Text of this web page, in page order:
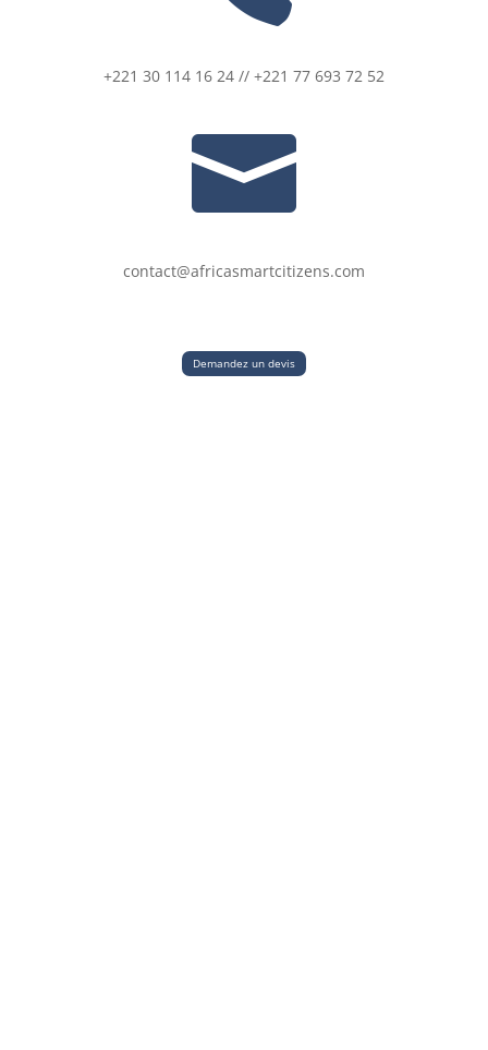
+221 30 114 16 24 // +221 77 693 72 52

contact@africasmartcitizens.com
Demandez un devis